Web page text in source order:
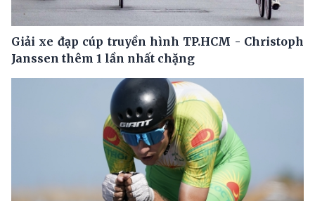
Giải xe đạp cúp truyền hình TP.HCM - Christoph
Janssen thêm 1 lần nhất chặng